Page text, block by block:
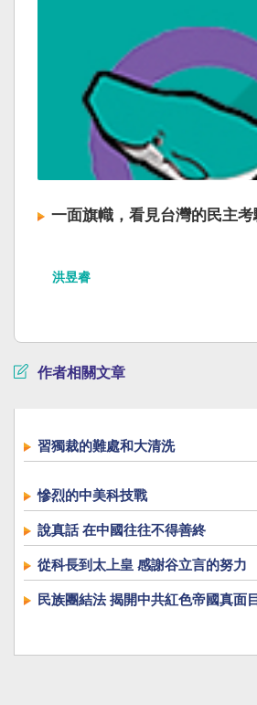
一面旗幟，看見台灣的民主考
洪昱睿
作者相關文章
習獨裁的難處和大清洗
慘烈的中美科技戰
說真話 在中國往往不得善終
從科長到太上皇 感謝谷立言的努力
民族團結法 揭開中共紅色帝國真面目